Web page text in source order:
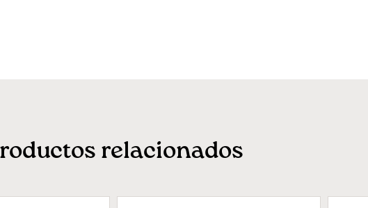
relacionados